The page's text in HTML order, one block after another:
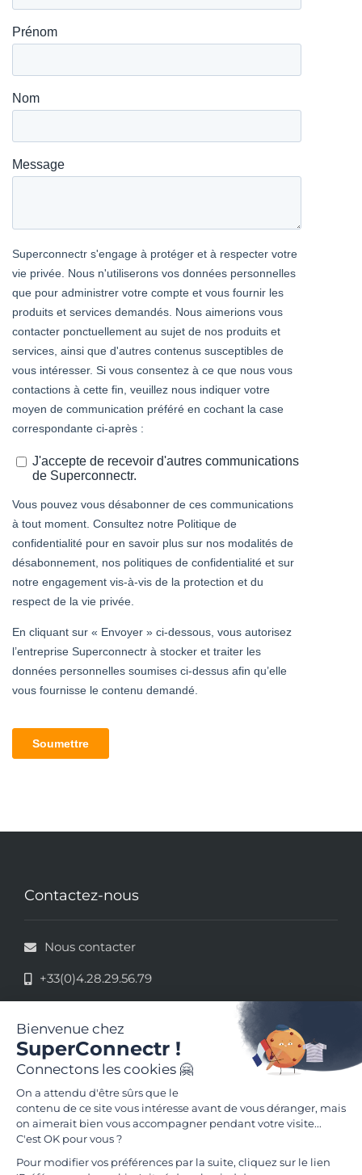
Contactez-nous
Nous contacter
+33(0)4.28.29.56.79
33 rue de la République - 69002 Lyon
Mentions légales
Conditions Générales d'Utilisation
Suivez-nous